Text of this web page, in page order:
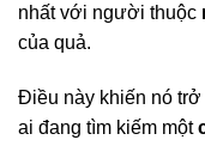
nhất với người thuộc
của quả.
Điều này khiến nó
ai đang tìm kiếm một